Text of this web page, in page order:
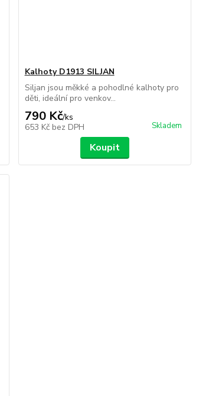
Kalhoty D1913 SILJAN
Siljan jsou měkké a pohodlné kalhoty pro
děti, ideální pro venkov...
790 Kč/ks
653 Kč bez DPH Skladem
Koupit